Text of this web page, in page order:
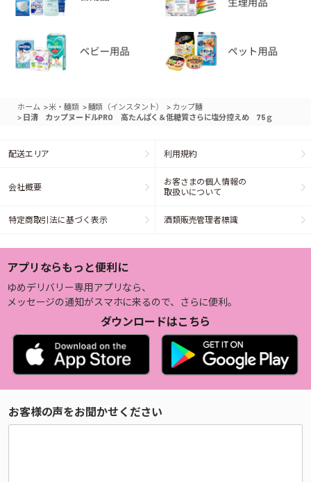
ホーム >米・麺類 >麺類（インスタント） > カップ麺
> 日清 カップヌードルPRO 高たんぱく＆低糖質さらに塩分控えめ 75ｇ
配送エリア 利用規約
会社概要
お客さまの個人情報の
取扱いについて
特定商取引法に基づく表示 酒類販売管理者標識
アプリならもっと便利に
ゆめデリバリー専用アプリなら、
メッセージの通知がスマホに来るので、さらに便利。
ダウンロードはこちら
お客様の声をお聞かせください